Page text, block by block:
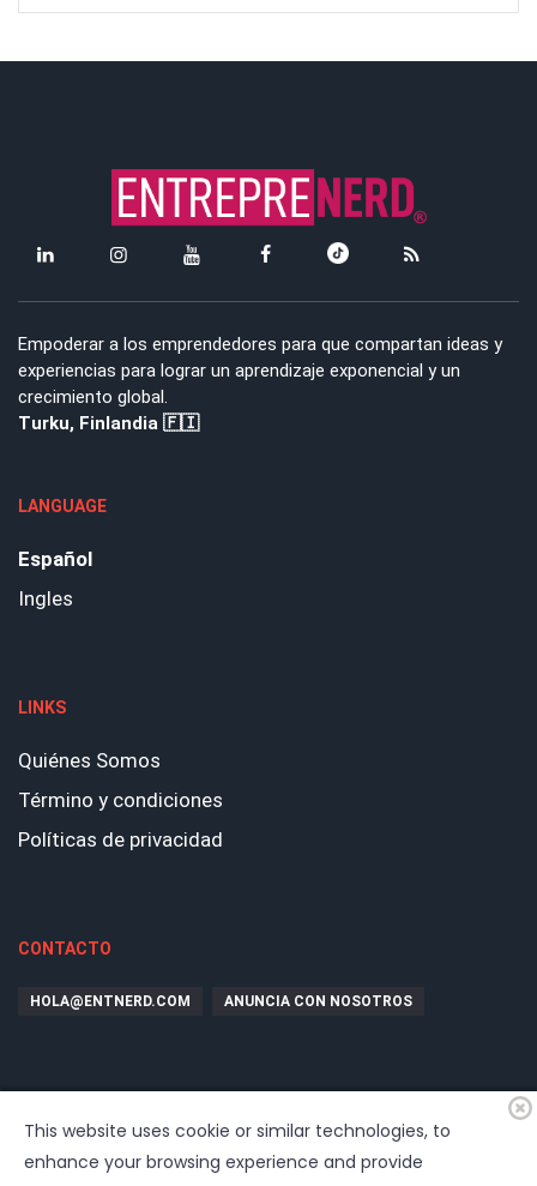
Empoderar a los emprendedores para que compartan ideas y
experiencias para lograr un aprendizaje exponencial y un
crecimiento global.
Turku, Finlandia 🇫🇮
LANGUAGE
Español
Ingles
LINKS
Quiénes Somos
Término y condiciones
Políticas de privacidad
CONTACTO
HOLA@ENTNERD.COM ANUNCIA CON NOSOTROS
This website uses cookie or similar technologies, to
enhance your browsing experience and provide